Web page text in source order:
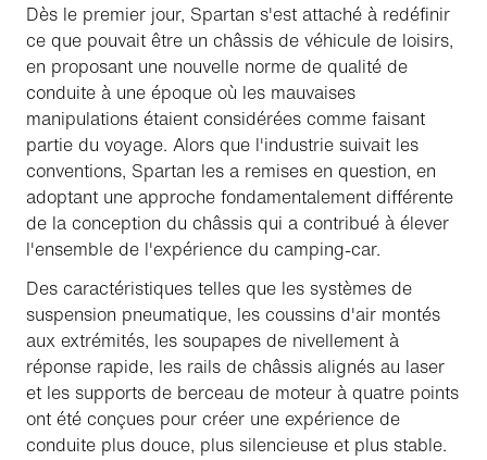
Dès le premier jour, Spartan s'est attaché à redéfinir
ce que pouvait être un châssis de véhicule de loisirs,
en proposant une nouvelle norme de qualité de
conduite à une époque où les mauvaises
manipulations étaient considérées comme faisant
partie du voyage. Alors que l'industrie suivait les
conventions, Spartan les a remises en question, en
adoptant une approche fondamentalement différente
de la conception du châssis qui a contribué à élever
l'ensemble de l'expérience du camping-car.
Des caractéristiques telles que les systèmes de
suspension pneumatique, les coussins d'air montés
aux extrémités, les soupapes de nivellement à
réponse rapide, les rails de châssis alignés au laser
et les supports de berceau de moteur à quatre points
ont été conçues pour créer une expérience de
conduite plus douce, plus silencieuse et plus stable.